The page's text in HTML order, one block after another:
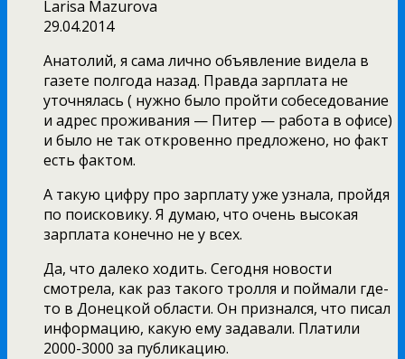
Larisa Mazurova
29.04.2014
Анатолий, я сама лично объявление видела в
газете полгода назад. Правда зарплата не
уточнялась ( нужно было пройти собеседование
и адрес проживания — Питер — работа в офисе)
и было не так откровенно предложено, но факт
есть фактом.
А такую цифру про зарплату уже узнала, пройдя
по поисковику. Я думаю, что очень высокая
зарплата конечно не у всех.
Да, что далеко ходить. Сегодня новости
смотрела, как раз такого тролля и поймали где-
то в Донецкой области. Он признался, что писал
информацию, какую ему задавали. Платили
2000-3000 за публикацию.